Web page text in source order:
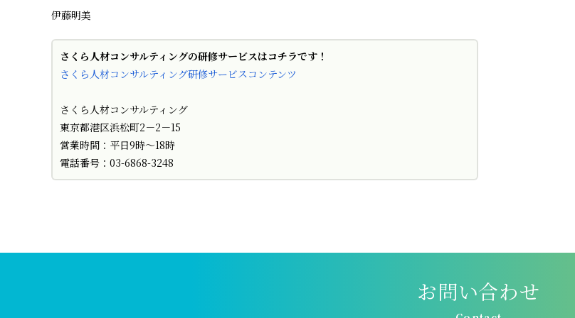
伊藤明美
さくら人材コンサルティングの研修サービスはコチラです！
さくら人材コンサルティング研修サービスコンテンツ
さくら人材コンサルティング
東京都港区浜松町2－2－15
営業時間：平日9時～18時
電話番号：03-6868-3248
お問い合わせ